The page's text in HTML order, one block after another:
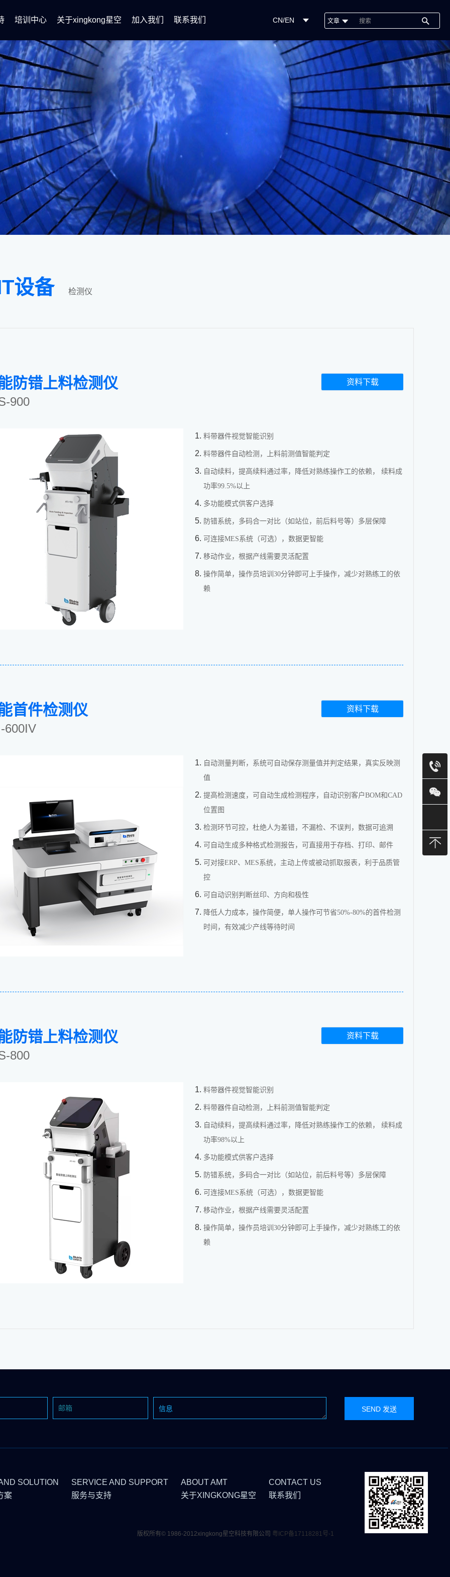
解决方案
培训中心
技能培训 证书查询
关于xingkong星空
公司简介 新闻动态
加入我们 联系我们 文章
CN/EN
设备 检测仪
资料下载
防错上料检测仪
900
料带器件视觉智能识别
料带器件自动检测，上料前测值智能判定
自动续料，提高续料通过率，降低对熟练操作工的依赖， 续料成
功率99.5%以上
多功能模式供客户选择
防错系统，多码合一对比（如站位，前后料号等）多层保障
可连接MES系统（可选），数据更智能
移动作业，根据产线需要灵活配置
操作简单，操作员培训30分钟即可上手操作，减少对熟练工的依
赖
资料下载
首件检测仪
600IV
自动测量判断，系统可自动保存测量值并判定结果，真实反映测
值
提高检测速度，可自动生成检测程序，自动识别客户BOM和CAD
位置图
检测环节可控，杜绝人为差错，不漏检、不误判，数据可追溯
可自动生成多种格式检测报告，可直接用于存档、打印、邮件
可对接ERP、MES系统，主动上传或被动抓取报表，利于品质管
控
可自动识别判断丝印、方向和极性
降低人力成本，操作简便，单人操作可节省50%-80%的首件检测
时间，有效减少产线等待时间
资料下载
防错上料检测仪
800
料带器件视觉智能识别
料带器件自动检测，上料前测值智能判定
自动续料，提高续料通过率，降低对熟练操作工的依赖， 续料成
功率98%以上
多功能模式供客户选择
防错系统，多码合一对比（如站位，前后料号等） 多层保障
可连接MES系统（可选），数据更智能
移动作业，根据产线需要灵活配置
操作简单，操作员培训30分钟即可上手操作，减少对熟练工的依
赖
SOLUTION
案
SERVICE AND SUPPORT
服务与支持
ABOUT AMT
关于XINGKONG星空
CONTACT US
联系我们
版权所有© 1986-2012xingkong星空科技有限公司 粤ICP备17118281号-1